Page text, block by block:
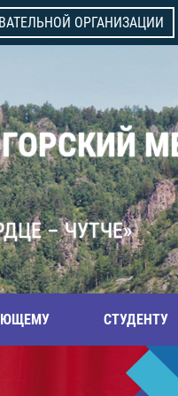
ОРГАНИЗАЦИИ
– ЧУТЧЕ»
СТУДЕНТУ